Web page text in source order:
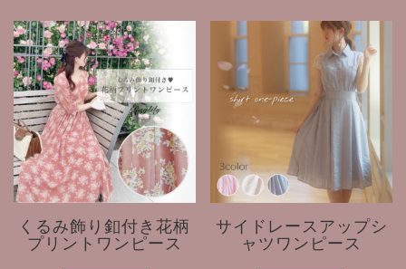
くるみ飾り釦付き花柄
プリントワンピース
サイドレースアップシ
ャツワンピース